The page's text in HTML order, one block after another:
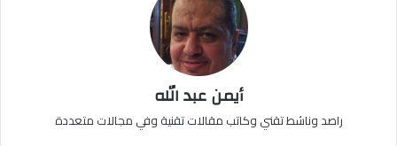
أيمن عبد الله
راصد وناشط تقني وكاتب مقالات تقنية وفي مجالات متعددة